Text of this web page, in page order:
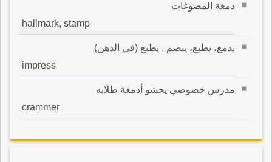
دمغة المصوغات
hallmark, stamp
يدمغ، يطبع، يبصم , يطبع (في الذهن)
impress
مدرس خصوصي يحشو أدمغة طلابه
crammer